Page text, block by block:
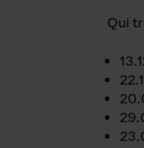
Qui